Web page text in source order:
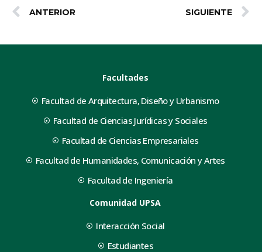
ANTERIOR SIGUIENTE
Facultades
Facultad de Arquitectura, Diseño y Urbanismo
Facultad de Ciencias Jurídicas y Sociales
Facultad de Ciencias Empresariales
Facultad de Humanidades, Comunicación y Artes
Facultad de Ingeniería
Comunidad UPSA
Interacción Social
Estudiantes